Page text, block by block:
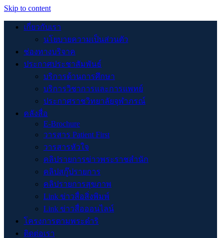
Skip to content
เกี่ยวกับเรา
นโยบายความเป็นส่วนตัว
ช่องทางบริจาค
ประกาศประชาสัมพันธ์
บริการด้านการศึกษา
บริการวิชาการและการแพทย์
ประกาศราชวิทยาลัยจุฬาภรณ์
คลังสื่อ
E-Brochure
วารสาร Patient First
วารสารหัวใจ
คลิปรายการข่าวพระราชสำนัก
คลิปสกู๊ปรายการ
คลิปรายการสุขภาพ
Link ข่าวสื่อสิ่งพิมพ์
Link ข่าวสื่อออนไลน์
โครงการตามพระดำริ
ติดต่อเรา